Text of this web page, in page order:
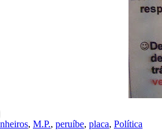
, M.P., peruíbe, placa, Política